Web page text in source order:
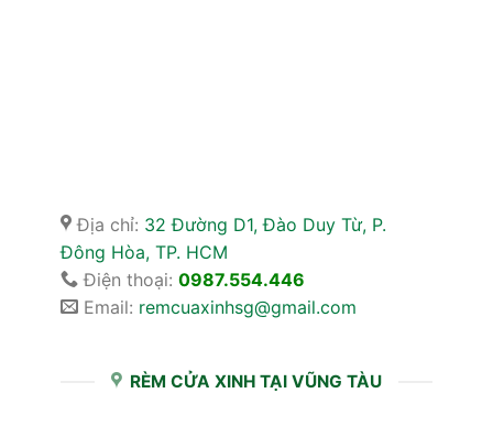
Địa chỉ: 32 Đường D1, Đào Duy Từ, P.
Đông Hòa, TP. HCM
Điện thoại: 0987.554.446
Email: remcuaxinhsg@gmail.com
RÈM CỬA XINH TẠI VŨNG TÀU